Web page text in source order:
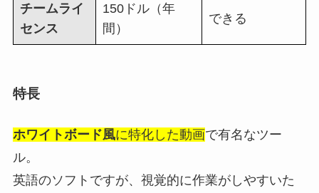
チームライ
センス
150ドル（年
間）
できる
特長
ホワイトボード風に特化した動画で有名なツー
ル。
英語のソフトですが、視覚的に作業がしやすいた